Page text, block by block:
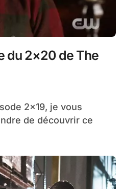
du 2×20 de The
de découvrir ce